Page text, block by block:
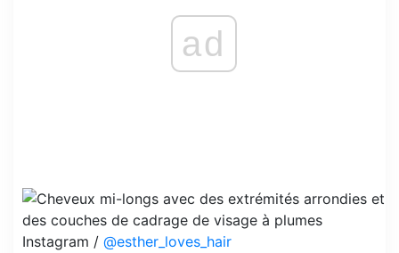
ad
Instagram / @esther_loves_hair